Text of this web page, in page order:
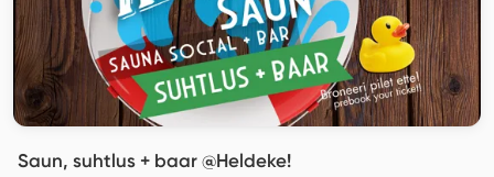
Saun, suhtlus + baar @Heldeke!